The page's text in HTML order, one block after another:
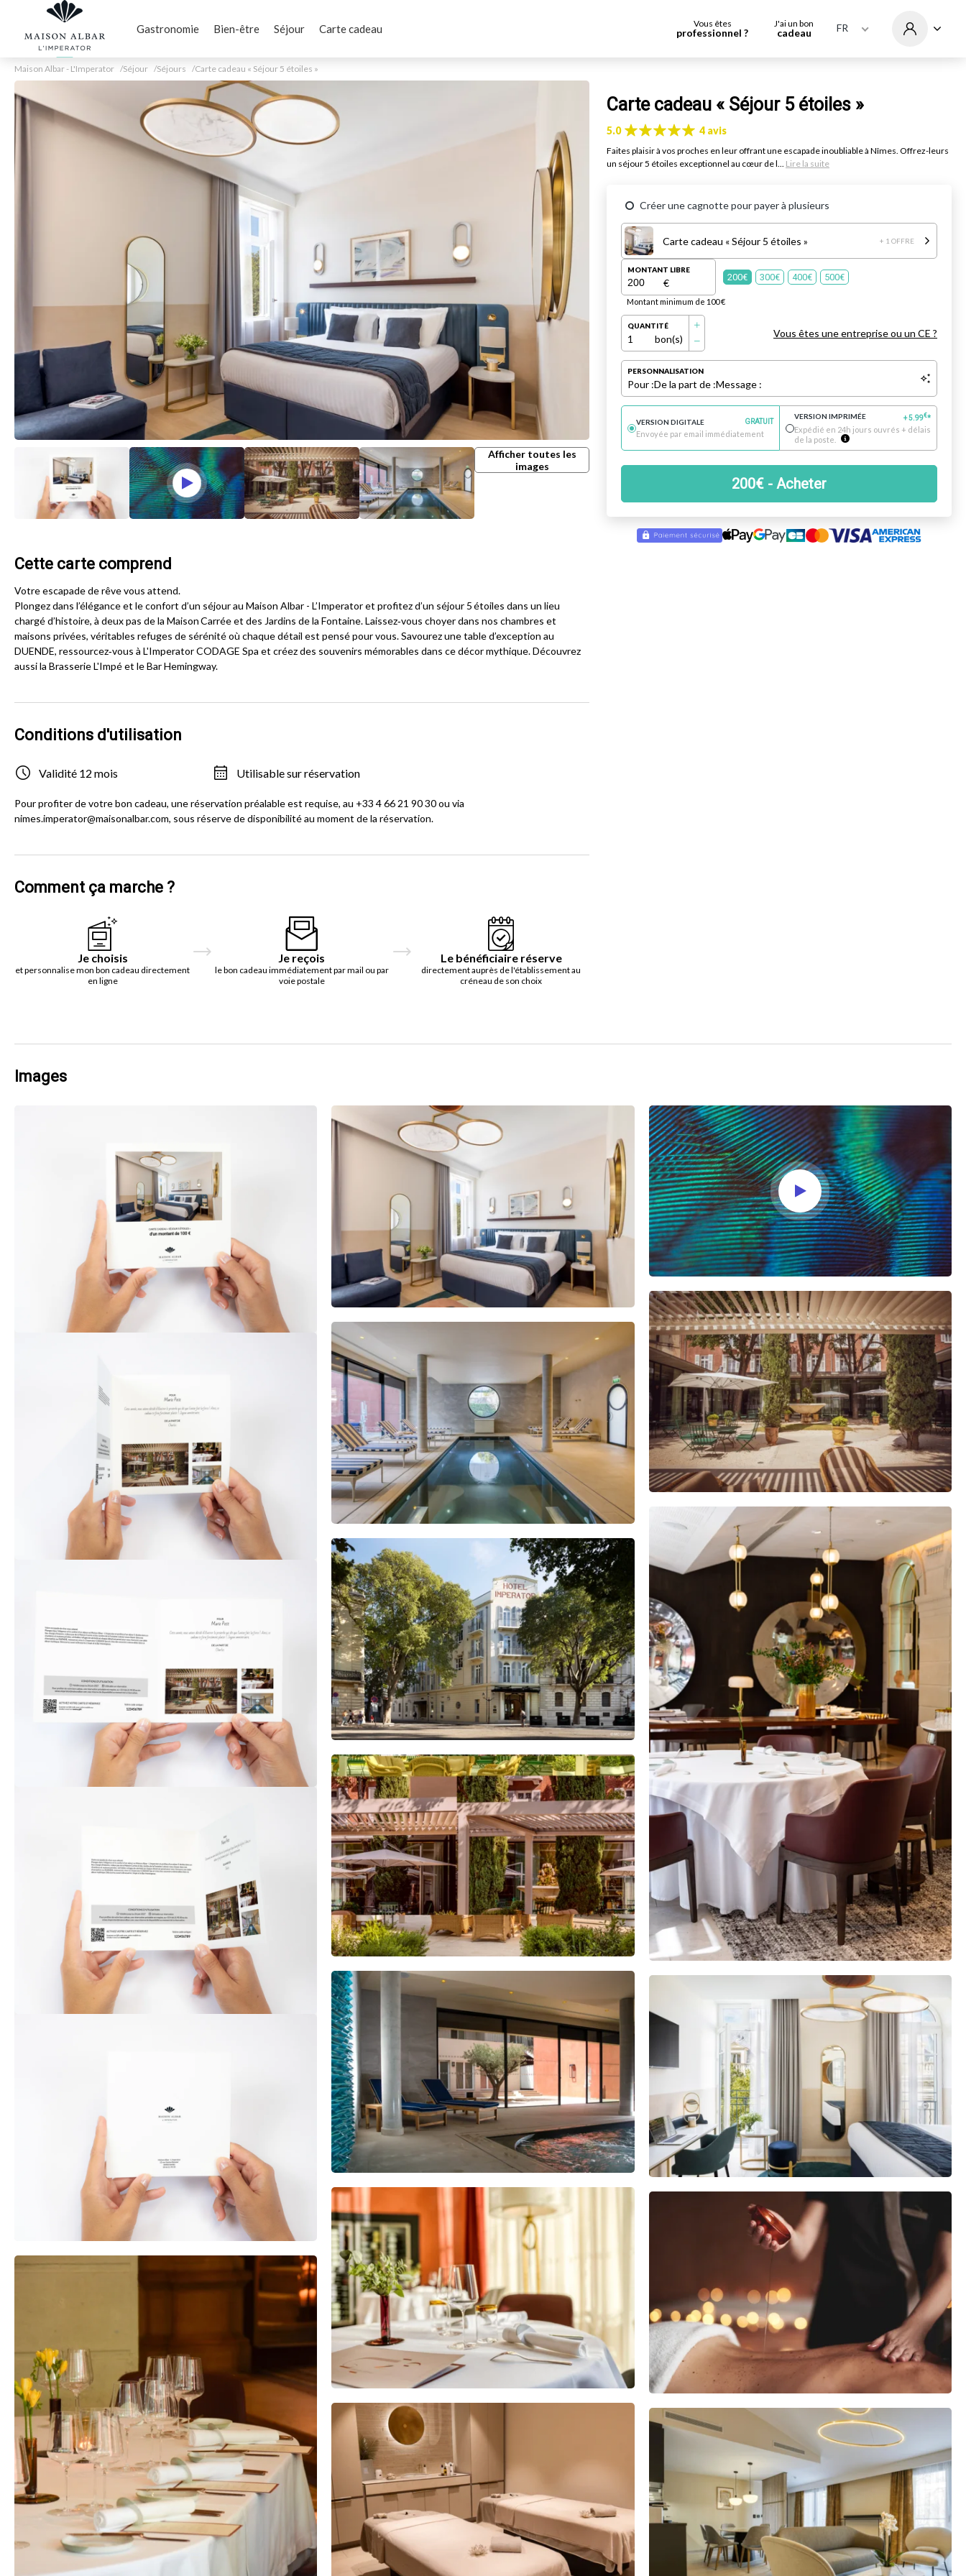
Gastronomie Bien-être Séjour Carte cadeau Vous êtes
professionnel ?
J'ai un bon
cadeau FR
Maison Albar - L'Imperator Séjour Séjours Carte cadeau « Séjour 5 étoiles »
Afficher toutes les
images
Carte cadeau « Séjour 5 étoiles »
5.0 4 avis
Faites plaisir à vos proches en leur offrant une escapade inoubliable à Nîmes. Offrez-leurs
un séjour 5 étoiles exceptionnel au cœur de l... Lire la suite
Créer une cagnotte pour payer à plusieurs
Carte cadeau « Séjour 5 étoiles » + 1 OFFRE
MONTANT LIBRE
€ 200€ 300€ 400€ 500€
Montant minimum de 100 €
QUANTITÉ
1 bon(s) Vous êtes une entreprise ou un CE ?
PERSONNALISATION
Pour :De la part de :Message :
VERSION DIGITALE GRATUIT
Envoyée par email immédiatement
VERSION IMPRIMÉE +5.99€*
Expédié en 24h jours ouvrés + délais
de la poste.
200€ - Acheter
Cette carte comprend
Votre escapade de rêve vous attend.
Plongez dans l’élégance et le confort d’un séjour au Maison Albar - L’Imperator et profitez d’un séjour 5 étoiles dans un lieu
chargé d’histoire, à deux pas de la Maison Carrée et des Jardins de la Fontaine. Laissez‑vous choyer dans nos chambres et
maisons privées, véritables refuges de sérénité où chaque détail est pensé pour vous. Savourez une table d’exception au
DUENDE, ressourcez‑vous à L'Imperator CODAGE Spa et créez des souvenirs mémorables dans ce décor mythique. Découvrez
aussi la Brasserie L'Impé et le Bar Hemingway.
Conditions d'utilisation
Validité 12 mois Utilisable sur réservation
Pour profiter de votre bon cadeau, une réservation préalable est requise, au +33 4 66 21 90 30 ou via
nimes.imperator@maisonalbar.com, sous réserve de disponibilité au moment de la réservation.
Comment ça marche ?
Je choisis
et personnalise mon bon cadeau directement
en ligne
Je reçois
le bon cadeau immédiatement par mail ou par
voie postale
Le bénéficiaire réserve
directement auprès de l'établissement au
créneau de son choix
Images